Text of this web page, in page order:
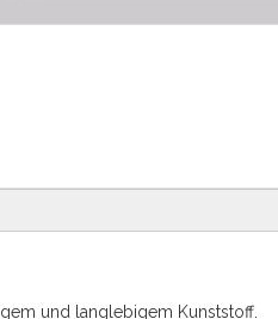
und langlebigem Kunststoff.